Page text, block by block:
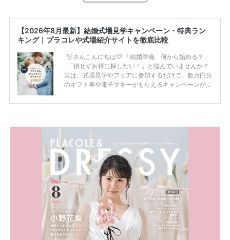
【2026年8月最新】結婚式場見学キャンペーン・特典ラン
キング｜プラコレや式場紹介サイトを徹底比較
皆さんこんにちは♡ 「結婚準備、何から始める？」
「損せずお得に探したい！」と悩んでいませんか？
実は、式場見学やフェアに参加するだけで、数万円分
のギフト券や電子マネーがもらえるキャンペーンがあ
ため、比較せずに選ぶと損をしてしまうことも……。
内容：特典金額・条件・応募方法・注意点 「どこが
一番お得？」「プラコレの特典は？」といった疑問も
解決します。 まずは診断で候補を絞れる「ウェディ
ング診断」か、体験型 […]
続きを読む